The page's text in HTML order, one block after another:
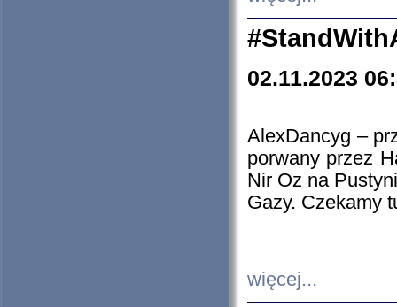
02.11.2023
AlexDancyg –
porwany przez
Nir Oz na
Gazy. Czekamy
więcej...